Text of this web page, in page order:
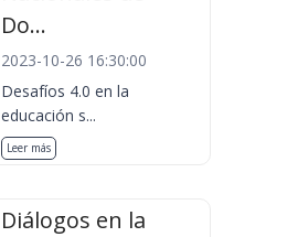
Do...
2023-10-26 16:30:00
Desafíos 4.0 en la
educación s...
Leer más
Diálogos en la